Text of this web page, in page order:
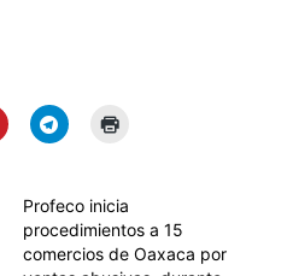
Profeco inicia
procedimientos a 15
comercios de Oaxaca por